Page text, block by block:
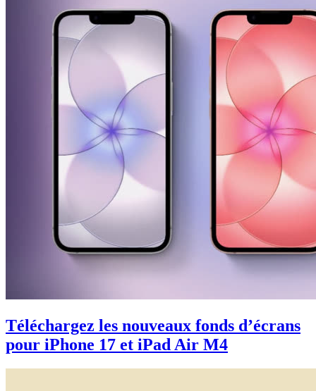
Téléchargez les nouveaux fonds d’écrans
pour iPhone 17 et iPad Air M4